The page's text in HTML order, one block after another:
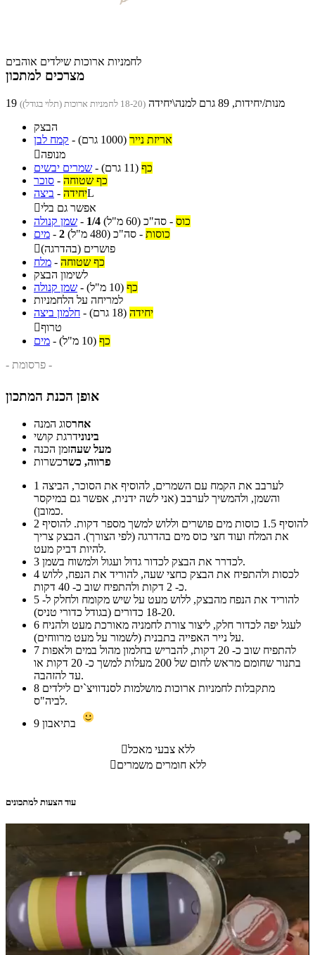
לחמניות ארוכות שילדים אוהבים
מצרכים למתכון
19 מנות/יחידות, 89 גרם למנה\יחידה (18-20 לחמניות ארוכות (תלוי בגודל))
הבצק
קמח לבן - אריזת נייר (1000 גרם)
מנופה
שמרים יבשים - כף (11 גרם)
סוכר - כף שטוחה
ביצה - יחידהL
אפשר גם בלי
שמן קנולה - 1/4 כוס - סה"כ (60 מ"ל)
מים - 2 כוסות - סה"כ (480 מ"ל)
פושרים (בהדרגה)
מלח - כף שטוחה
לשימון הבצק
שמן קנולה - כף (10 מ"ל)
למריחה על הלחמניות
חלמון ביצה - יחידה (18 גרם)
טרוף
מים - כף (10 מ"ל)
- פרסומת -
אופן הכנת המתכון
אחרסוג המנה
בינונידרגת קושי
מעל שעהזמן הכנה
פרווה, כשרכשרות
1
והשמן, ולהמשיך לערבב (אני לשה ידנית, אפשר גם במיקסר
כמובן).
2
את המלח ועוד חצי כוס מים בהדרגה (לפי הצורך). הבצק צריך
להיות דביק מעט.
3
לכדרר את הבצק לכדור גדול ועגול ולמשוח בשמן.
4
כ- 2 דקות ולהתפיח שוב כ- 40 דקות.
5
18-20 כדורים (בגודל כדורי טניס).
6
על נייר האפייה בתבנית (לשמור על מעט מרווחים).
7
בתנור שחומם מראש לחום של 200 מעלות למשך כ- 20 דקות או
עד להזהבה.
8
לביה"ס.
9
ללא צבעי מאכל
ללא חומרים משמרים
עוד הצעות למתכונים